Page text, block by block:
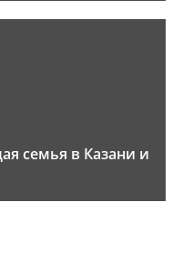
семья в Казани и